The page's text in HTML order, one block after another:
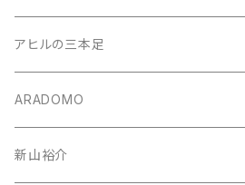
アヒルの三本足
ARADOMO
新山裕介